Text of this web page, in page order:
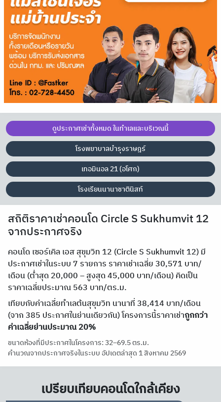
ดูประกาศเช่าทั้งหมด ในทำเลและบริเวณนี้
โรงพยาบาลบำรุงราษฎร์
เทอมินอล 21 (อโศก)
โรงเรียนนานาชาตินิสท์
สถิติราคาเช่าคอนโด Circle S Sukhumvit 12
จากประกาศจริง
คอนโด เซอร์เคิล เอส สุขุมวิท 12 (Circle S Sukhumvit 12) มี
ประกาศเช่าในระบบ 7 รายการ ราคาเช่าเฉลี่ย 30,571 บาท/
เดือน (ต่ำสุด 20,000 – สูงสุด 45,000 บาท/เดือน) คิดเป็น
ราคาเฉลี่ยประมาณ 563 บาท/ตร.ม.
เทียบกับค่าเฉลี่ยทำเลต้นสุขุมวิท นานาที่ 38,414 บาท/เดือน
(จาก 385 ประกาศในย่านเดียวกัน) โครงการนี้ราคาเช่าถูกกว่า
ค่าเฉลี่ยย่านประมาณ 20%
ขนาดห้องที่มีประกาศในโครงการ: 32–69.5 ตร.ม.
คำนวณจากประกาศจริงในระบบ อัปเดตล่าสุด 1 สิงหาคม 2569
เปรียบเทียบคอนโดใกล้เคียง